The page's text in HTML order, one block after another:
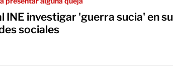
INE investigar 'guerra sucia' en su
sociales